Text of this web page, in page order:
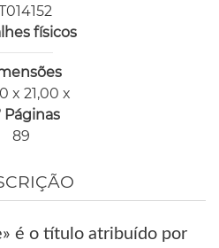
físicos
x 21,00 x
Páginas
89
é o título atribuído por